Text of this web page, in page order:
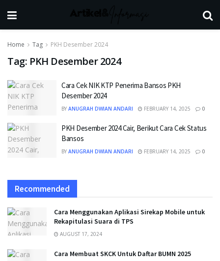
Home Tag PKH Desember 2024
Tag: PKH Desember 2024
Cara Cek NIK KTP Penerima Bansos PKH
Desember 2024
BY ANUGRAH DWIAN ANDARI FEBRUARY 14, 2025 0
PKH Desember 2024 Cair, Berikut Cara Cek Status
Bansos
BY ANUGRAH DWIAN ANDARI FEBRUARY 14, 2025 0
Recommended
Cara Menggunakan Aplikasi Sirekap Mobile untuk
Rekapitulasi Suara di TPS
AUGUST 17, 2024
Cara Membuat SKCK Untuk Daftar BUMN 2025